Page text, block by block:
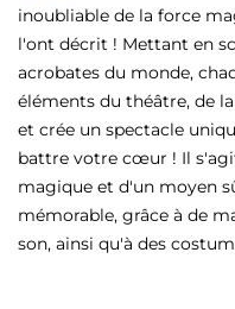
inoubliable de la force
l'ont décrit ! Mettant en
acrobates du monde,
éléments du théâtre, de
et crée un spectacle
battre votre cœur ! Il
magique et d'un moyen
mémorable, grâce à de
son, ainsi qu'à des